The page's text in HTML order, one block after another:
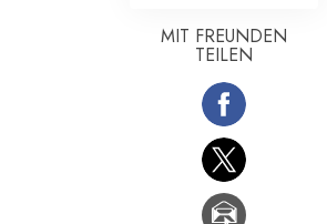
MIT FREUNDEN
TEILEN